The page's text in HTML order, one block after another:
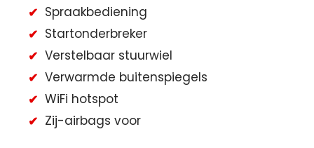
Spraakbediening
Startonderbreker
Verstelbaar stuurwiel
Verwarmde buitenspiegels
WiFi hotspot
Zij-airbags voor